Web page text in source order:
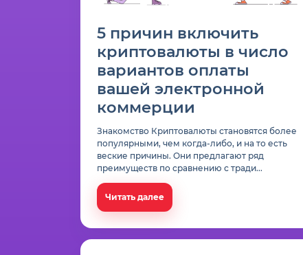
5 причин включить
криптовалюты в число
вариантов оплаты
вашей электронной
коммерции
Знакомство Криптовалюты становятся более
популярными, чем когда-либо, и на то есть
веские причины. Они предлагают ряд
преимуществ по сравнению с тради...
Читать далее